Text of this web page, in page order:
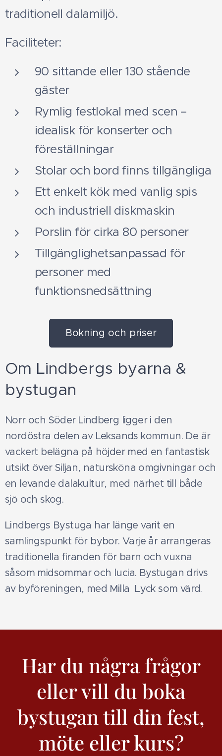
traditionell dalamiljö.
Faciliteter:
90 sittande eller 130 stående
gäster
Rymlig festlokal med scen –
idealisk för konserter och
föreställningar
Stolar och bord finns tillgängliga
Ett enkelt kök med vanlig spis
och industriell diskmaskin
Porslin för cirka 80 personer
Tillgänglighetsanpassad för
personer med
funktionsnedsättning
Bokning och priser
Om Lindbergs byarna &
bystugan
Norr och Söder Lindberg ligger i den
nordöstra delen av Leksands kommun. De är
vackert belägna på höjder med en fantastisk
utsikt över Siljan, natursköna omgivningar och
en levande dalakultur, med närhet till både
sjö och skog.
Lindbergs Bystuga har länge varit en
samlingspunkt för bybor. Varje år arrangeras
traditionella firanden för barn och vuxna
såsom midsommar och lucia. Bystugan drivs
av byföreningen, med Milla Lyck som värd.
Har du några frågor
eller vill du boka
bystugan till din fest,
möte eller kurs?